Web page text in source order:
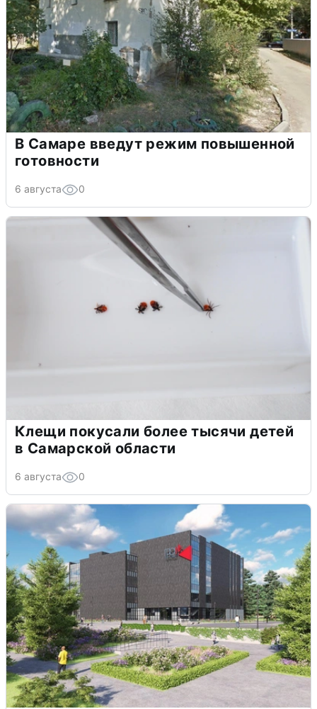
В Самаре введут режим повышенной
готовности
6 августа 0
Клещи покусали более тысячи детей
в Самарской области
6 августа 0